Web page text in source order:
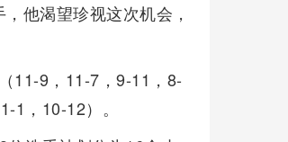
他渴望珍视这次机会，
11-9，11-7，9-11，8-
1，10-12）。